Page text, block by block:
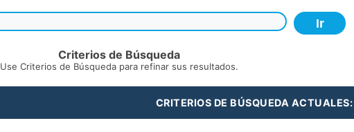
Criterios de Búsqueda
Use Criterios de Búsqueda para refinar sus resultados.
CRITERIOS DE BÚSQUEDA ACTUALES: